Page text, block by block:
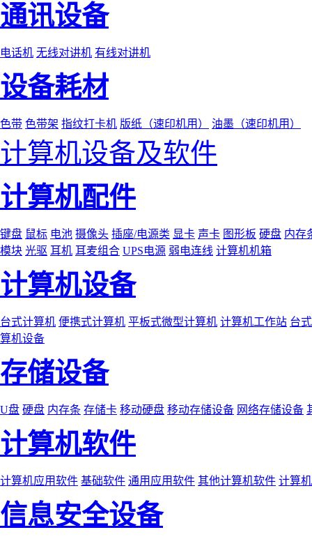
通讯设备
电话机 无线对讲机 有线对讲机
设备耗材
色带 色带架 指纹打卡机 版纸（速印机用） 油墨（速印机用）
计算机设备及软件
计算机配件
键盘 鼠标 电池 摄像头 插座/电源类 显卡 声卡 图形板 硬盘 内存
模块 光驱 耳机 耳麦组合 UPS电源 弱电连线 计算机机箱
计算机设备
台式计算机 便携式计算机 平板式微型计算机 计算机工作站 台
算机设备
存储设备
U盘 硬盘 内存条 存储卡 移动硬盘 移动存储设备 网络存储设备
计算机软件
计算机应用软件 基础软件 通用应用软件 其他计算机软件 计算
信息安全设备